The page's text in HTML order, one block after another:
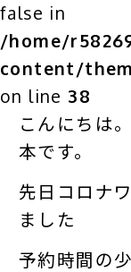
false in
/home/
content/
on line 38
こんにちは
本です。
先日コロナ
ました
予約時間の